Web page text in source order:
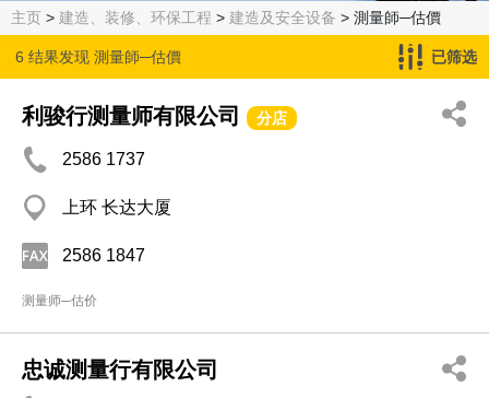
主页 > 建造、装修、环保工程 > 建造及安全设备 > 測量師─估價
6 结果发现 測量師─估價 已筛选
利骏行测量师有限公司 分店
2586 1737
上环 长达大厦
2586 1847
测量师─估价
忠诚测量行有限公司